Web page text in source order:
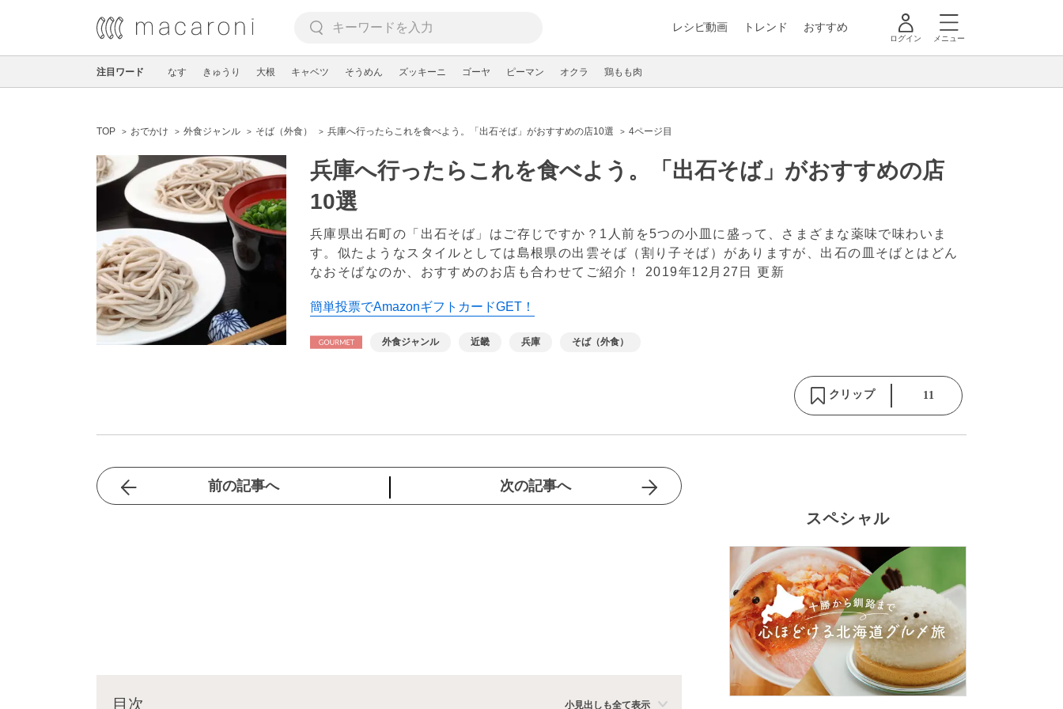
レシピ動画 トレンド おすすめ
ログイン メニュー
注目ワード なす きゅうり 大根 キャベツ そうめん ズッキーニ ゴーヤ ピーマン オクラ 鶏もも肉
TOP おでかけ 外食ジャンル そば（外食） 兵庫へ行ったらこれを食べよう。「出石そば」がおすすめの店10選 4ページ目
兵庫へ行ったらこれを食べよう。「出石そば」がおすすめの店
10選
兵庫県出石町の「出石そば」はご存じですか？1人前を5つの小皿に盛って、さまざまな薬味で味わいま
す。似たようなスタイルとしては島根県の出雲そば（割り子そば）がありますが、出石の皿そばとはどん
なおそばなのか、おすすめのお店も合わせてご紹介！ 2019年12月27日 更新
簡単投票でAmazonギフトカードGET！
外食ジャンル 近畿 兵庫 そば（外食）
クリップ 11
前の記事へ 次の記事へ
目次 小見出しも全て表示
スペシャル